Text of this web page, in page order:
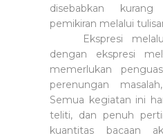
disebabkan kurang
pemikiran melalui
Ekspresi
dengan ekspresi
memerlukan
perenungan
Semua kegiatan ini
teliti, dan penuh
kuantitas bacaan